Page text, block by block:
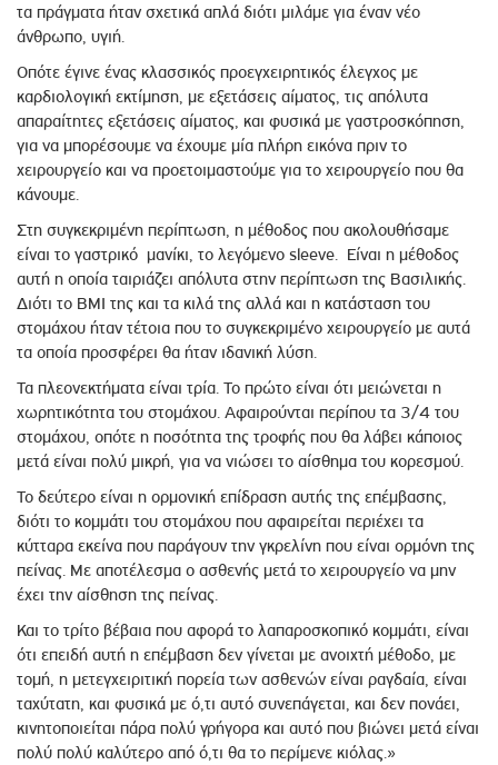
τα πράγματα ήταν σχετικά απλά διότι μιλάμε για έναν νέο
άνθρωπο, υγιή.
Οπότε έγινε ένας κλασσικός προεγχειρητικός έλεγχος με
καρδιολογική εκτίμηση, με εξετάσεις αίματος, τις απόλυτα
απαραίτητες εξετάσεις αίματος, και φυσικά με γαστροσκόπηση,
για να μπορέσουμε να έχουμε μία πλήρη εικόνα πριν το
χειρουργείο και να προετοιμαστούμε για το χειρουργείο που θα
κάνουμε.
Στη συγκεκριμένη περίπτωση, η μέθοδος που ακολουθήσαμε
είναι το γαστρικό μανίκι, το λεγόμενο sleeve. Είναι η μέθοδος
αυτή η οποία ταιριάζει απόλυτα στην περίπτωση της Βασιλικής.
Διότι το BMI της και τα κιλά της αλλά και η κατάσταση του
στομάχου ήταν τέτοια που το συγκεκριμένο χειρουργείο με αυτά
τα οποία προσφέρει θα ήταν ιδανική λύση.
Τα πλεονεκτήματα είναι τρία. Το πρώτο είναι ότι μειώνεται η
χωρητικότητα του στομάχου. Αφαιρούνται περίπου τα 3/4 του
στομάχου, οπότε η ποσότητα της τροφής που θα λάβει κάποιος
μετά είναι πολύ μικρή, για να νιώσει το αίσθημα του κορεσμού.
Το δεύτερο είναι η ορμονική επίδραση αυτής της επέμβασης,
διότι το κομμάτι του στομάχου που αφαιρείται περιέχει τα
κύτταρα εκείνα που παράγουν την γκρελίνη που είναι ορμόνη της
πείνας. Με αποτέλεσμα ο ασθενής μετά το χειρουργείο να μην
έχει την αίσθηση της πείνας.
Και το τρίτο βέβαια που αφορά το λαπαροσκοπικό κομμάτι, είναι
ότι επειδή αυτή η επέμβαση δεν γίνεται με ανοιχτή μέθοδο, με
τομή, η μετεγχειριτική πορεία των ασθενών είναι ραγδαία, είναι
ταχύτατη, και φυσικά με ό,τι αυτό συνεπάγεται, και δεν πονάει,
κινητοποιείται πάρα πολύ γρήγορα και αυτό που βιώνει μετά είναι
πολύ πολύ καλύτερο από ό,τι θα το περίμενε κιόλας.»